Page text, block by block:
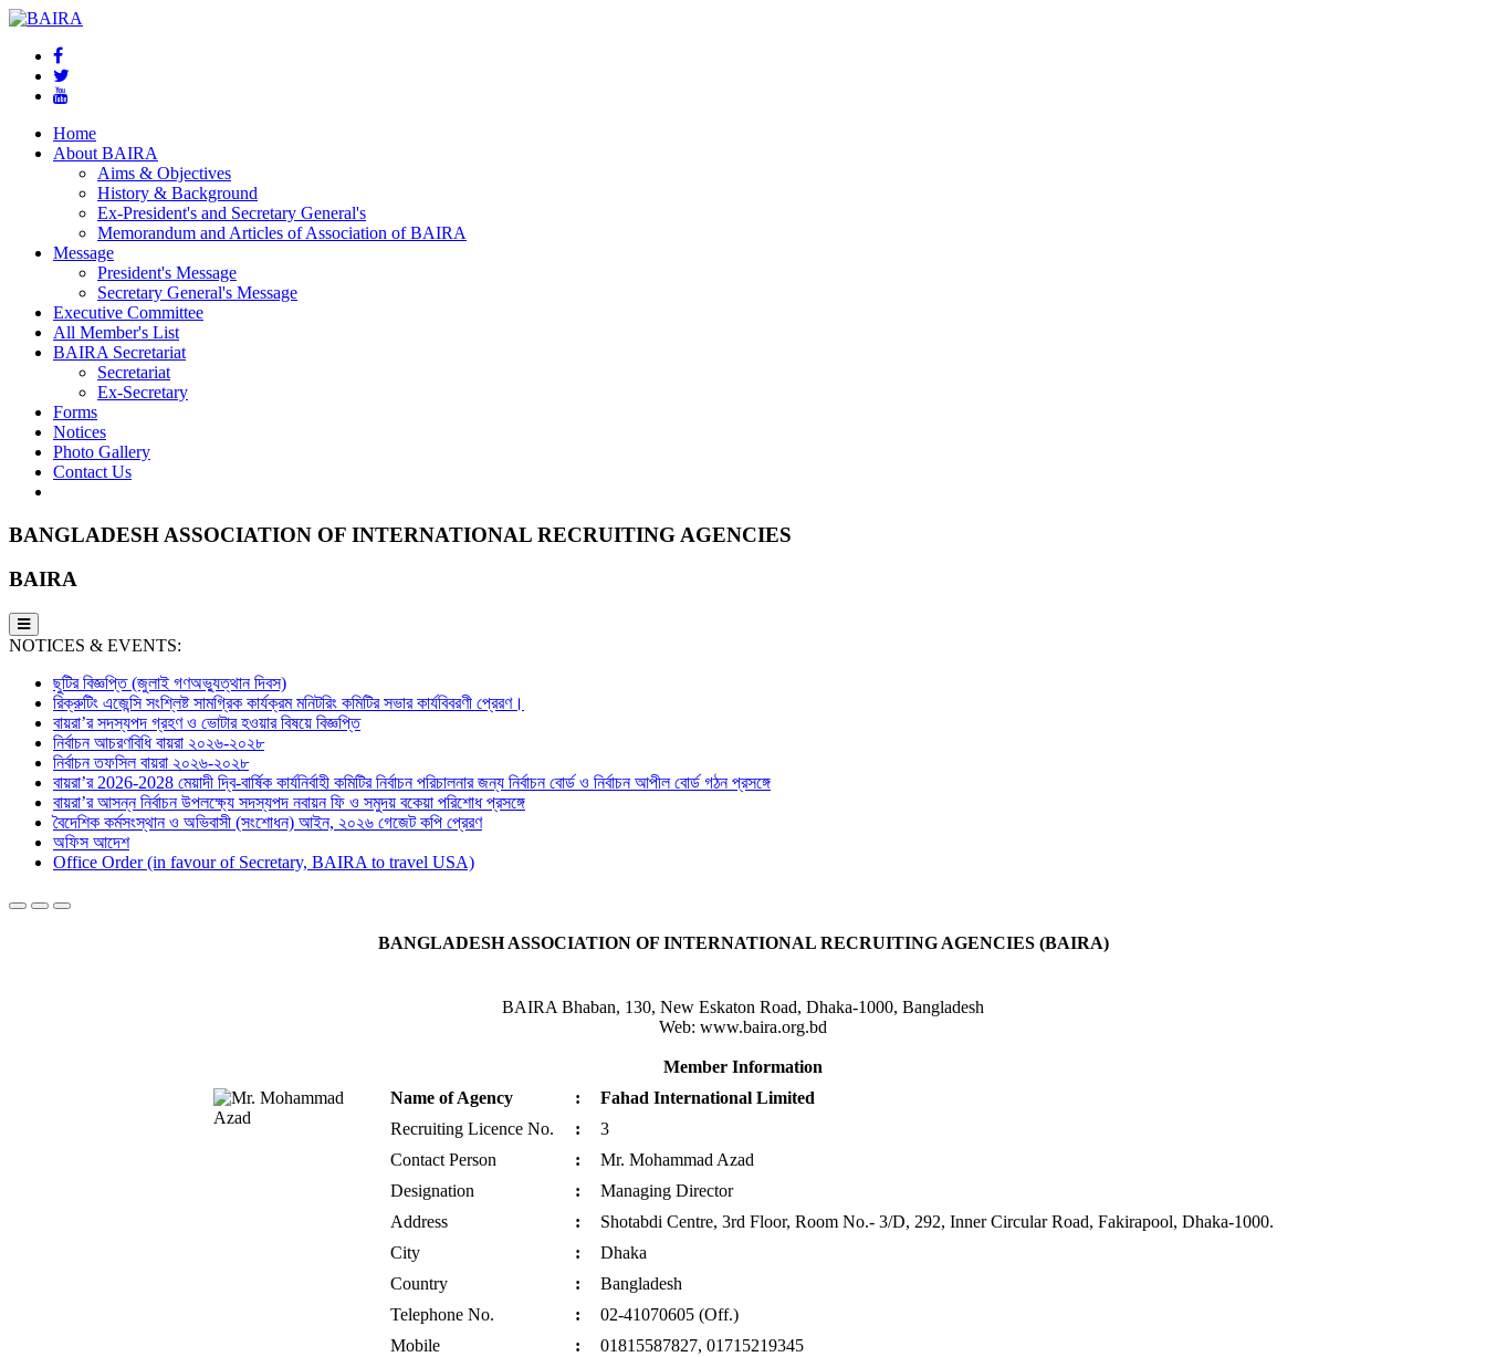
Home
About BAIRA
Aims & Objectives
History & Background
Ex-President's and Secretary General's
Memorandum and Articles of Association of BAIRA
Message
President's Message
Secretary General's Message
Executive Committee
All Member's List
BAIRA Secretariat
Secretariat
Ex-Secretary
Forms
Notices
Photo Gallery
Contact Us
BANGLADESH ASSOCIATION OF INTERNATIONAL RECRUITING AGENCIES
BAIRA
NOTICES & EVENTS:
ছুটির বিজ্ঞপ্তি (জুলাই গণঅভ্যুত্থান দিবস)
রিক্রুটিং এজেন্সি সংশ্লিষ্ট সামগ্রিক কার্যক্রম মনিটরিং কমিটির সভার কার্যবিবরণী প্রেরণ।
বায়রা’র সদস্যপদ গ্রহণ ও ভোটার হওয়ার বিষয়ে বিজ্ঞপ্তি
নির্বাচন আচরণবিধি বায়রা ২০২৬-২০২৮
নির্বাচন তফসিল বায়রা ২০২৬-২০২৮
বায়রা’র 2026-2028 মেয়াদী দ্বি-বার্ষিক কার্যনির্বাহী কমিটির নির্বাচন পরিচালনার জন্য নির্বাচন বোর্ড ও নির্বাচন আপীল বোর্ড গঠন প্রসঙ্গে
বায়রা’র আসন্ন নির্বাচন উপলক্ষ্যে সদস্যপদ নবায়ন ফি ও সমুদয় বকেয়া পরিশোধ প্রসঙ্গে
বৈদেশিক কর্মসংস্থান ও অভিবাসী (সংশোধন) আইন, ২০২৬ গেজেট কপি প্রেরণ
অফিস আদেশ
Office Order (in favour of Secretary, BAIRA to travel USA)
BANGLADESH ASSOCIATION OF INTERNATIONAL RECRUITING AGENCIES (BAIRA)
BAIRA Bhaban, 130, New Eskaton Road, Dhaka-1000, Bangladesh
Web: www.baira.org.bd
Member Information
Name of Agency
:
Fahad International Limited
Recruiting Licence No.
:
3
Contact Person
:
Mr. Mohammad Azad
Designation
:
Managing Director
Address
:
Shotabdi Centre, 3rd Floor, Room No.- 3/D, 292, Inner Circular Road, Fakirapool, Dhaka-1000.
City
:
Dhaka
Country
:
Bangladesh
Telephone No.
:
02-41070605 (Off.)
Mobile
:
01815587827, 01715219345